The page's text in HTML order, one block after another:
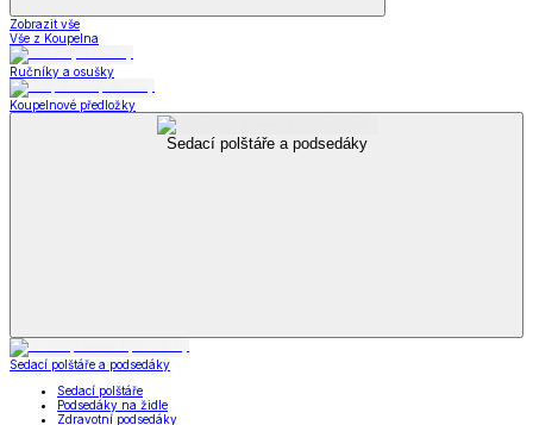
Zobrazit vše
Vše z Koupelna
Ručníky a osušky
Koupelnové předložky
Sedací polštáře a podsedáky
Sedací polštáře a podsedáky
Sedací polštáře
Podsedáky na židle
Zdravotní podsedáky